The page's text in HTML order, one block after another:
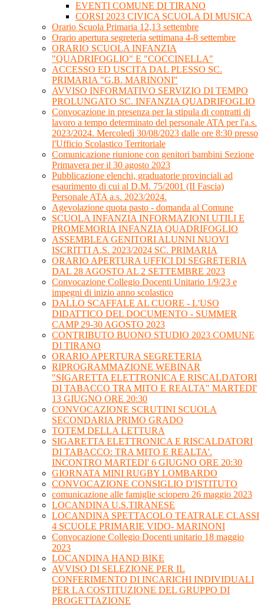
EVENTI COMUNE DI TIRANO
CORSI 2023 CIVICA SCUOLA DI MUSICA
Orario Scuola Primaria 12,13 settembre
Orario apertura segreteria settimana 4-8 settembre
ORARIO SCUOLA INFANZIA
"QUADRIFOGLIO" E "COCCINELLA"
ACCESSO ED USCITA DAL PLESSO SC.
PRIMARIA "G.B. MARINONI"
AVVISO INFORMATIVO SERVIZIO DI TEMPO
PROLUNGATO SC. INFANZIA QUADRIFOGLIO
Convocazione in presenza per la stipula di contratti di
lavoro a tempo determinato del personale ATA per l'a.s.
2023/2024. Mercoledì 30/08/2023 dalle ore 8:30 presso
l'Ufficio Scolastico Territoriale
Comunicazione riunione con genitori bambini Sezione
Primavera per il 30 agosto 2023
Pubblicazione elenchi, graduatorie provinciali ad
esaurimento di cui al D.M. 75/2001 (II Fascia)
Personale ATA a.s. 2023/2024.
Agevolazione quota pasto - domanda al Comune
SCUOLA INFANZIA INFORMAZIONI UTILI E
PROMEMORIA INFANZIA QUADRIFOGLIO
ASSEMBLEA GENITORI ALUNNI NUOVI
ISCRITTI A.S. 2023/2024 SC. PRIMARIA
ORARIO APERTURA UFFICI DI SEGRETERIA
DAL 28 AGOSTO AL 2 SETTEMBRE 2023
Convocazione Collegio Docenti Unitario 1/9/23 e
impegni di inizio anno scolastico
DALLO SCAFFALE AL CUORE - L'USO
DIDATTICO DEL DOCUMENTO - SUMMER
CAMP 29-30 AGOSTO 2023
CONTRIBUTO BUONO STUDIO 2023 COMUNE
DI TIRANO
ORARIO APERTURA SEGRETERIA
RIPROGRAMMAZIONE WEBINAR
"SIGARETTA ELETTRONICA E RISCALDATORI
DI TABACCO TRA MITO E REALTA" MARTEDI'
13 GIUGNO ORE 20:30
CONVOCAZIONE SCRUTINI SCUOLA
SECONDARIA PRIMO GRADO
TOTEM DELLA LETTURA
SIGARETTA ELETTRONICA E RISCALDATORI
DI TABACCO: TRA MITO E REALTA'.
INCONTRO MARTEDI' 6 GIUGNO ORE 20:30
GIORNATA MINI RUGBY LOMBARDO
CONVOCAZIONE CONSIGLIO D'ISTITUTO
comunicazione alle famiglie sciopero 26 maggio 2023
LOCANDINA U.S.TIRANESE
LOCANDINA SPETTACOLO TEATRALE CLASSI
4 SCUOLE PRIMARIE VIDO- MARINONI
Convocazione Collegio Docenti unitario 18 maggio
2023
LOCANDINA HAND BIKE
AVVISO DI SELEZIONE PER IL
CONFERIMENTO DI INCARICHI INDIVIDUALI
PER LA COSTITUZIONE DEL GRUPPO DI
PROGETTAZIONE